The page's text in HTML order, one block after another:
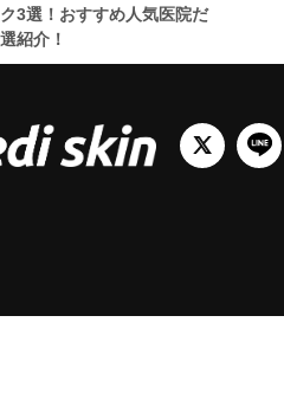
3選！おすすめ人気医院だ
紹介！